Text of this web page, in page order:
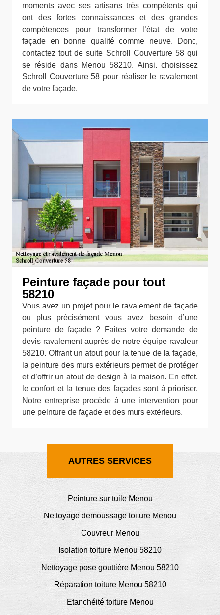
moments avec ses artisans très compétents qui
ont des fortes connaissances et des grandes
compétences pour transformer l’état de votre
façade en bonne qualité comme neuve. Donc,
contactez tout de suite Schroll Couverture 58 qui
se réside dans Menou 58210. Ainsi, choisissez
Schroll Couverture 58 pour réaliser le ravalement
de votre façade.
Peinture façade pour tout
58210
Vous avez un projet pour le ravalement de façade
ou plus précisément vous avez besoin d’une
peinture de façade ? Faites votre demande de
devis ravalement auprès de notre équipe ravaleur
58210. Offrant un atout pour la tenue de la façade,
la peinture des murs extérieurs permet de protéger
et d’offrir un atout de design à la maison. En effet,
le confort et la tenue des façades sont à prioriser.
Notre entreprise procède à une intervention pour
une peinture de façade et des murs extérieurs.
AUTRES SERVICES
Peinture sur tuile Menou
Nettoyage demoussage toiture Menou
Couvreur Menou
Isolation toiture Menou 58210
Nettoyage pose gouttière Menou 58210
Réparation toiture Menou 58210
Etanchéité toiture Menou